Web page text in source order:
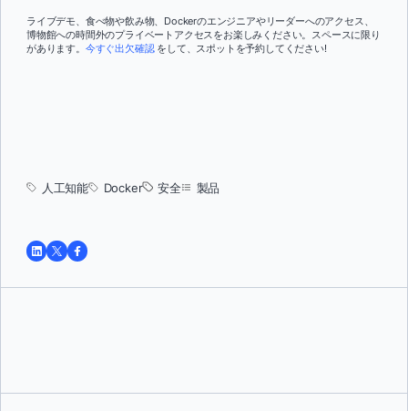
ライブデモ、食べ物や飲み物、Dockerのエンジニアやリーダーへのアクセス、
博物館への時間外のプライベートアクセスをお楽しみください。スペースに限り
があります。 今すぐ出欠確認をして、スポットを予約してください!
人工知能 Docker 安全 製品